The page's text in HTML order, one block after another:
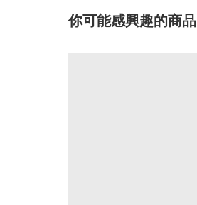
你可能感興趣的商品